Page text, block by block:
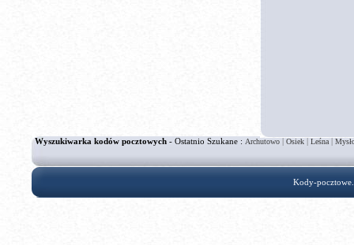
Wyszukiwarka kodów pocztowych - Ostatnio Szukane : Archutowo|Osiek|Leśna|
Kody-